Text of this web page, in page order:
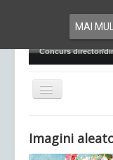
MAI
Examene Naționale
Concurs director/
Comută
navigarea
Imagini